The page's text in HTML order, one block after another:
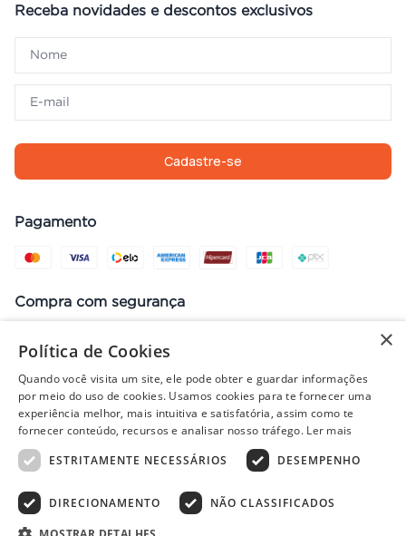
Receba novidades e descontos exclusivos
Cadastre-se
Pagamento
Compra com segurança
Preços, promoções, condições de pagamento e frete válidos apenas
para compras no site. Em caso de divergência, prevalece o valor do
carrinho no fechamento do pedido. Vendas sujeitas à análise e
© 2022 - PISOLAR | CNPJ: 32.868.002/0004-36 | Rua Quirino, 1294
×
Política de Cookies
Quando você visita um site, ele pode obter e guardar informações
por meio do uso de cookies. Usamos cookies para te fornecer uma
experiência melhor, mais intuitiva e satisfatória, assim como te
fornecer conteúdo, recursos e analisar nosso tráfego. Ler mais
ESTRITAMENTE NECESSÁRIOS
DESEMPENHO
DIRECIONAMENTO NÃO CLASSIFICADOS